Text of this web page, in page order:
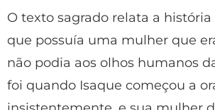
O texto sagrado relata a história
que possuía uma mulher que
não podia aos olhos humanos
foi quando Isaque começou a